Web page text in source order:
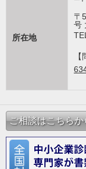
所在地
〒
号
ご相談はこちらか